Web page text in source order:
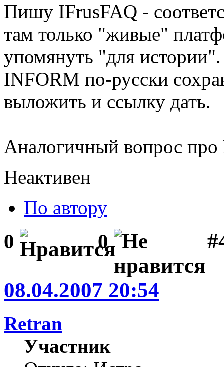
Пишу IFrusFAQ -
там только "живые"
упомянуть "для
INFORM по-русски
выложить и ссылку дать.
Аналогичный вопрос
Неактивен
По автору
0 0
08.04.2007 20:54
Retran
Участник